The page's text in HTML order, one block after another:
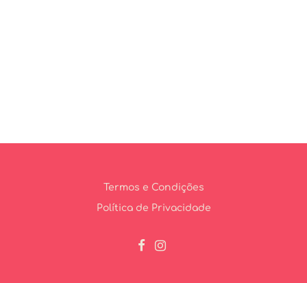
Termos e Condições
Política de Privacidade